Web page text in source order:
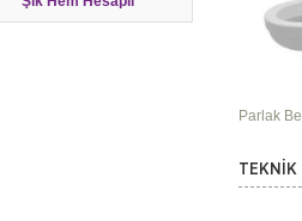
Parlak
TEKNİK